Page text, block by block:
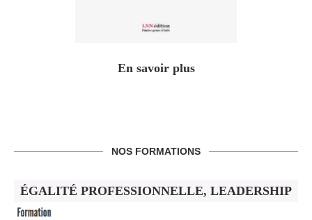
En savoir plus
NOS FORMATIONS
ÉGALITÉ PROFESSIONNELLE, LEADERSHIP